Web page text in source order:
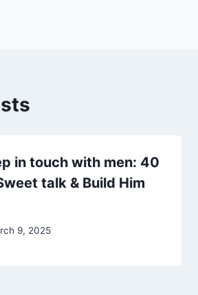
in touch with men: 40
talk & Build Him
9, 2025